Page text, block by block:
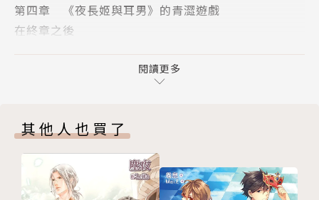
☆看點☆
特別收錄短篇戀愛故事！與《文學少女》同一世界觀。
書頁、繽紛的色彩、有趣的文字，化為無可取代的溫馨
憶，鮮少翻閱。你曾遇過「命定的那本書」嗎？如果
有，《結與書》系列那略帶奇幻與推理色彩的氛圍，真
想再見那淡青色書本一面……
第四章 《夜長姬與耳男》的青澀遊戲
在終章之後
封底
閱讀更多
其他人也買了